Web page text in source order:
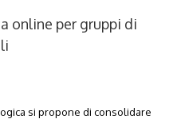
online per gruppi di
si propone di consolidare